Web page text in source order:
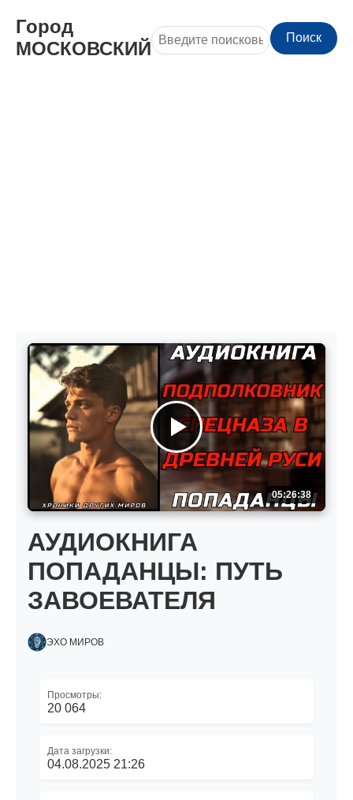
Город
МОСКОВСКИЙ
Поиск
05:26:38
АУДИОКНИГА
ПОПАДАНЦЫ: ПУТЬ
ЗАВОЕВАТЕЛЯ
ЭХО МИРОВ
Просмотры:
20 064
Дата загрузки:
04.08.2025 21:26